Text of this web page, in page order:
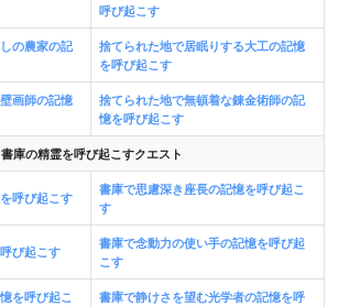
呼び起こす
の農家の記
捨てられた地で居眠りする大工の記憶
を呼び起こす
画師の記憶
捨てられた地で無頓着な錬金術師の記
憶を呼び起こす
書庫の精霊を呼び起こすクエスト
呼び起こす
書庫で思慮深き座長の記憶を呼び起こ
す
び起こす
書庫で念動力の使い手の記憶を呼び起
こす
を呼び起こ
書庫で静けさを望む光学者の記憶を呼